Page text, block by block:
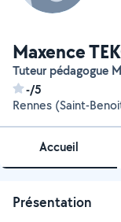
Maxence
Tuteur pédagogue
-/5
Rennes (Saint-
Accueil
Présentation